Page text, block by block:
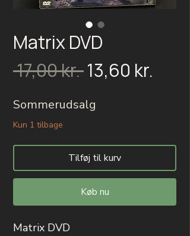
Matrix DVD
17,00 kr. Regulær
13,60 kr.
Sommerudsalg
Kun 1 tilbage
Tilføj til kurv
Køb nu
Matrix DVD